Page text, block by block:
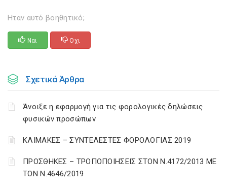
Ηταν αυτό βοηθητικό;
Ναι Οχι
Σχετικά Άρθρα
Άνοιξε η εφαρμογή για τις φορολογικές δηλώσεις
φυσικών προσώπων
ΚΛΙΜΑΚΕΣ – ΣΥΝΤΕΛΕΣΤΕΣ ΦΟΡΟΛΟΓΙΑΣ 2019
ΠΡΟΣΘΗΚΕΣ – ΤΡΟΠΟΠΟΙΗΣΕΙΣ ΣΤΟΝ Ν.4172/2013 ΜΕ
ΤΟΝ Ν.4646/2019